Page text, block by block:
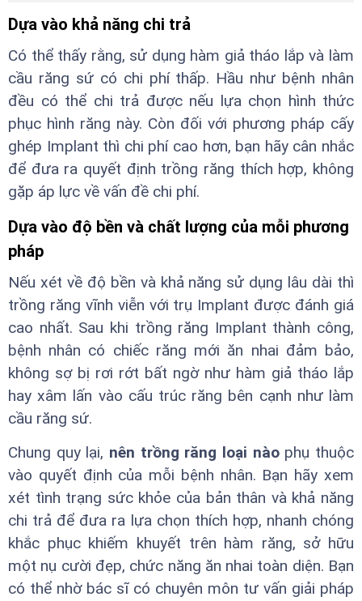
Dựa vào khả năng chi trả
Có thể thấy rằng, sử dụng hàm giả tháo lắp và làm
cầu răng sứ có chi phí thấp. Hầu như bệnh nhân
đều có thể chi trả được nếu lựa chọn hình thức
phục hình răng này. Còn đối với phương pháp cấy
ghép Implant thì chi phí cao hơn, bạn hãy cân nhắc
để đưa ra quyết định trồng răng thích hợp, không
gặp áp lực về vấn đề chi phí.
Dựa vào độ bền và chất lượng của mỗi phương
pháp
Nếu xét về độ bền và khả năng sử dụng lâu dài thì
trồng răng vĩnh viễn với trụ Implant được đánh giá
cao nhất. Sau khi trồng răng Implant thành công,
bệnh nhân có chiếc răng mới ăn nhai đảm bảo,
không sợ bị rơi rớt bất ngờ như hàm giả tháo lắp
hay xâm lấn vào cấu trúc răng bên cạnh như làm
cầu răng sứ.
Chung quy lại, nên trồng răng loại nàophụ thuộc
vào quyết định của mỗi bệnh nhân. Bạn hãy xem
xét tình trạng sức khỏe của bản thân và khả năng
chi trả để đưa ra lựa chọn thích hợp, nhanh chóng
khắc phục khiếm khuyết trên hàm răng, sở hữu
một nụ cười đẹp, chức năng ăn nhai toàn diện. Bạn
có thể nhờ bác sĩ có chuyên môn tư vấn giải pháp